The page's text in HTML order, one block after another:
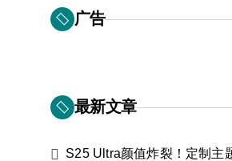
广告
最新文章
S25 Ultra颜值炸裂！定制主